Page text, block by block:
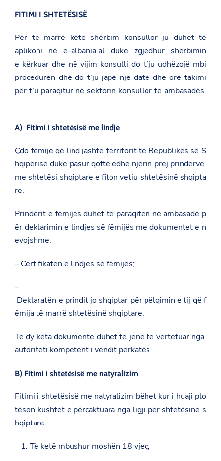
FITIMI I SHTETËSISË
Për të marrë këtë shërbim konsullor ju duhet të
aplikoni në e-albania.al duke zgjedhur shërbimin
e kërkuar dhe në vijim konsulli do t’ju udhëzojë mbi
procedurën dhe do t’ju japë një datë dhe orë takimi
për t’u paraqitur në sektorin konsullor të ambasadës.
A) Fitimi i shtetësisë me lindje
Çdo fëmijë që lind jashtë territorit të Republikës së S
hqipërisë duke pasur qoftë edhe njërin prej prindërve
me shtetësi shqiptare e fiton vetiu shtetësinë shqipta
re.
Prindërit e fëmijës duhet të paraqiten në ambasadë p
ër deklarimin e lindjes së fëmijës me dokumentet e n
evojshme:
– Certifikatën e lindjes së fëmijës;
–
Deklaratën e prindit jo shqiptar për pëlqimin e tij që f
ëmija të marrë shtetësinë shqiptare.
Të dy këta dokumente duhet të jenë të vertetuar nga
autoriteti kompetent i vendit përkatës
B) Fitimi i shtetësisë me natyralizim
Fitimi i shtetësisë me natyralizim bëhet kur i huaji plo
tëson kushtet e përcaktuara nga ligji për shtetësinë s
hqiptare:
Të ketë mbushur moshën 18 vjeç;